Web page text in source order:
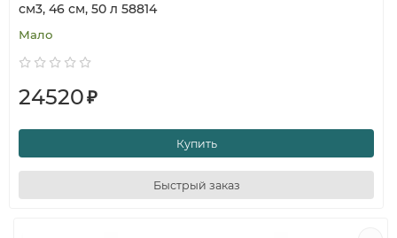
см3, 46 см, 50 л 58814
Мало
24520₽
Купить
Быстрый заказ